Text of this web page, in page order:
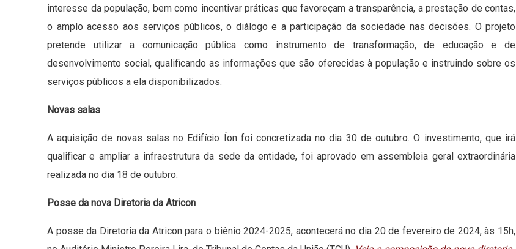
interesse da população, bem como incentivar práticas que favoreçam a transparência, a prestação de contas,
o amplo acesso aos serviços públicos, o diálogo e a participação da sociedade nas decisões. O projeto
pretende utilizar a comunicação pública como instrumento de transformação, de educação e de
desenvolvimento social, qualificando as informações que são oferecidas à população e instruindo sobre os
serviços públicos a ela disponibilizados.
Novas salas
A aquisição de novas salas no Edifício Íon foi concretizada no dia 30 de outubro. O investimento, que irá
qualificar e ampliar a infraestrutura da sede da entidade, foi aprovado em assembleia geral extraordinária
realizada no dia 18 de outubro.
Posse da nova Diretoria da Atricon
A posse da Diretoria da Atricon para o biênio 2024-2025, acontecerá no dia 20 de fevereiro de 2024, às 15h,